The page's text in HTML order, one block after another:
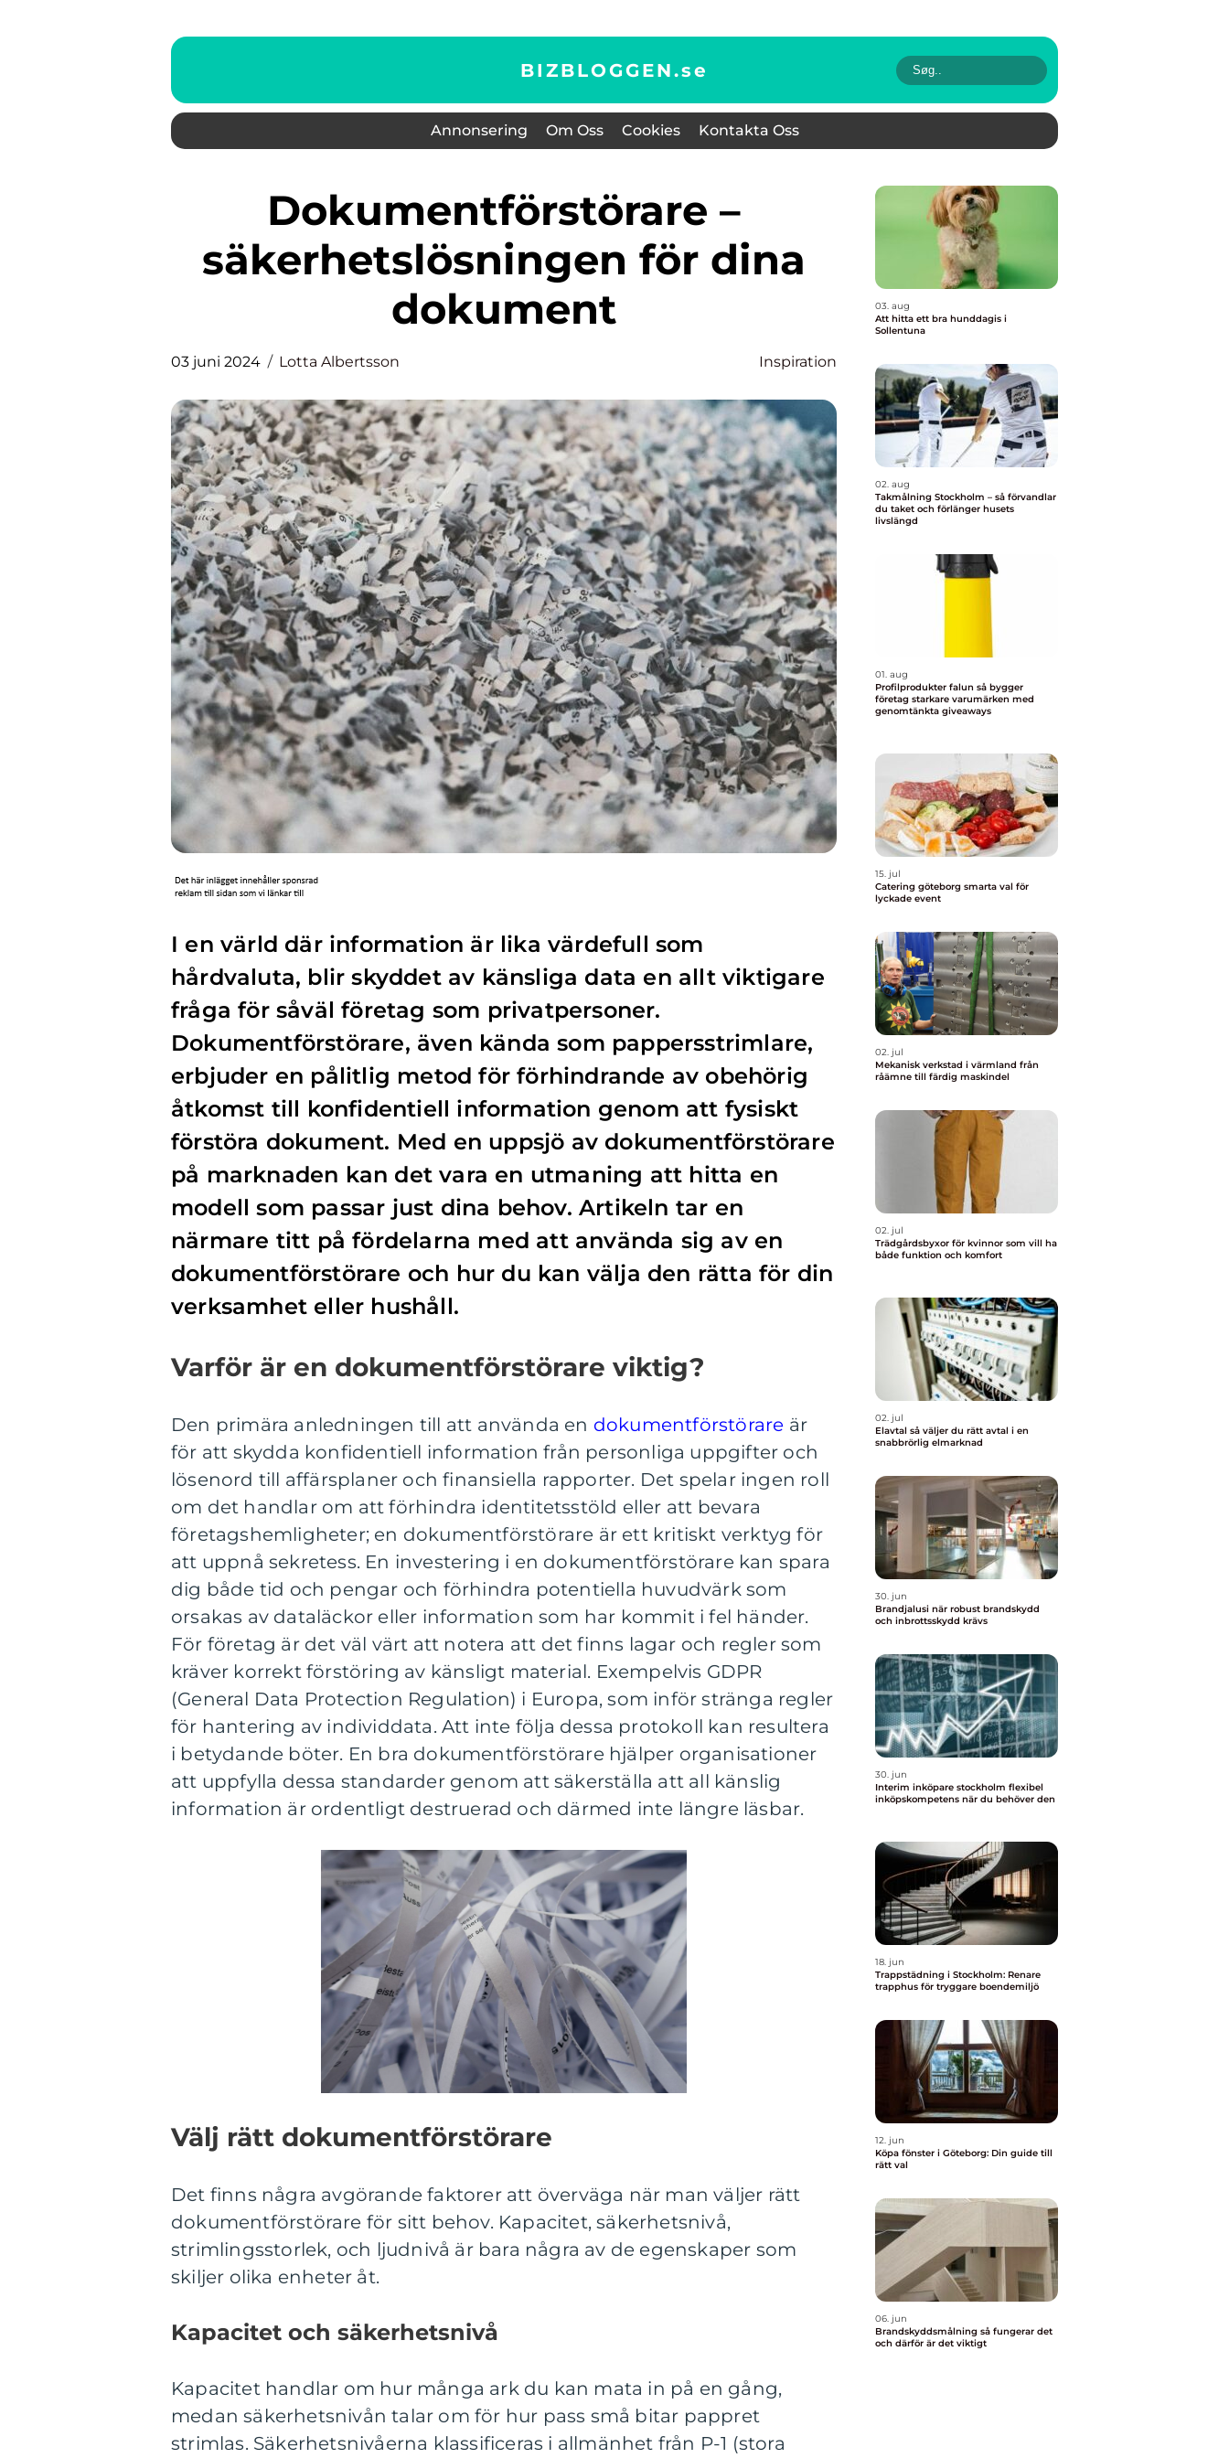
BIZBLOGGEN.se
Annonsering Om Oss Cookies Kontakta Oss
Dokumentförstörare –
säkerhetslösningen för dina
dokument
03 juni 2024 Lotta Albertsson Inspiration
I en värld där information är lika värdefull som
hårdvaluta, blir skyddet av känsliga data en allt viktigare
fråga för såväl företag som privatpersoner.
Dokumentförstörare, även kända som pappersstrimlare,
erbjuder en pålitlig metod för förhindrande av obehörig
åtkomst till konfidentiell information genom att fysiskt
förstöra dokument. Med en uppsjö av dokumentförstörare
på marknaden kan det vara en utmaning att hitta en
modell som passar just dina behov. Artikeln tar en
närmare titt på fördelarna med att använda sig av en
dokumentförstörare och hur du kan välja den rätta för din
verksamhet eller hushåll.
Varför är en dokumentförstörare viktig?
Den primära anledningen till att använda en dokumentförstörare är
för att skydda konfidentiell information från personliga uppgifter och
lösenord till affärsplaner och finansiella rapporter. Det spelar ingen roll
om det handlar om att förhindra identitetsstöld eller att bevara
företagshemligheter; en dokumentförstörare är ett kritiskt verktyg för
att uppnå sekretess. En investering i en dokumentförstörare kan spara
dig både tid och pengar och förhindra potentiella huvudvärk som
orsakas av dataläckor eller information som har kommit i fel händer.
För företag är det väl värt att notera att det finns lagar och regler som
kräver korrekt förstöring av känsligt material. Exempelvis GDPR
(General Data Protection Regulation) i Europa, som inför stränga regler
för hantering av individdata. Att inte följa dessa protokoll kan resultera
i betydande böter. En bra dokumentförstörare hjälper organisationer
att uppfylla dessa standarder genom att säkerställa att all känslig
information är ordentligt destruerad och därmed inte längre läsbar.
Välj rätt dokumentförstörare
Det finns några avgörande faktorer att överväga när man väljer rätt
dokumentförstörare för sitt behov. Kapacitet, säkerhetsnivå,
strimlingsstorlek, och ljudnivå är bara några av de egenskaper som
skiljer olika enheter åt.
Kapacitet och säkerhetsnivå
Kapacitet handlar om hur många ark du kan mata in på en gång,
medan säkerhetsnivån talar om för hur pass små bitar pappret
strimlas. Säkerhetsnivåerna klassificeras i allmänhet från P-1 (stora
03. aug
Att hitta ett bra hunddagis i
Sollentuna
02. aug
Takmålning Stockholm – så förvandlar
du taket och förlänger husets
livslängd
01. aug
Profilprodukter falun så bygger
företag starkare varumärken med
genomtänkta giveaways
15. jul
Catering göteborg smarta val för
lyckade event
02. jul
Mekanisk verkstad i värmland från
råämne till färdig maskindel
02. jul
Trädgårdsbyxor för kvinnor som vill ha
både funktion och komfort
02. jul
Elavtal så väljer du rätt avtal i en
snabbrörlig elmarknad
30. jun
Brandjalusi när robust brandskydd
och inbrottsskydd krävs
30. jun
Interim inköpare stockholm flexibel
inköpskompetens när du behöver den
18. jun
Trappstädning i Stockholm: Renare
trapphus för tryggare boendemiljö
12. jun
Köpa fönster i Göteborg: Din guide till
rätt val
06. jun
Brandskyddsmålning så fungerar det
och därför är det viktigt